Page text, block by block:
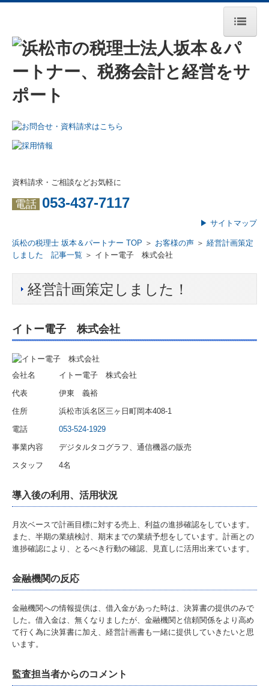
ホーム
事務所案内
理事長挨拶
所長挨拶
事務所概要
交通案内
職員紹介
所内風景
選ばれる理由
大企業支援
相続対策
医療開業支援
社会福祉法人会計Q&A
起業家支援・開業支援
大法人電子申告義務化サポート
国の共済制度活用コーナー
資料請求・ご相談などお気軽に
電話 053-437-7117
▶ サイトマップ
浜松の税理士 坂本＆パートナー TOP ＞ お客様の声 ＞ 経営計画策定
しました 記事一覧 ＞ イトー電子 株式会社
経営計画策定しました！
イトー電子 株式会社
会社名 イトー電子 株式会社
代表 伊東 義裕
住所 浜松市浜名区三ヶ日町岡本408-1
電話 053-524-1929
事業内容 デジタルタコグラフ、通信機器の販売
スタッフ 4名
導入後の利用、活用状況
月次ベースで計画目標に対する売上、利益の進捗確認をしています。
また、半期の業績検討、期末までの業績予想をしています。計画との
進捗確認により、とるべき行動の確認、見直しに活用出来ています。
金融機関の反応
金融機関への情報提供は、借入金があった時は、決算書の提供のみで
した。借入金は、無くなりましたが、金融機関と信頼関係をより高め
て行く為に決算書に加え、経営計画書も一緒に提供していきたいと思
います。
監査担当者からのコメント